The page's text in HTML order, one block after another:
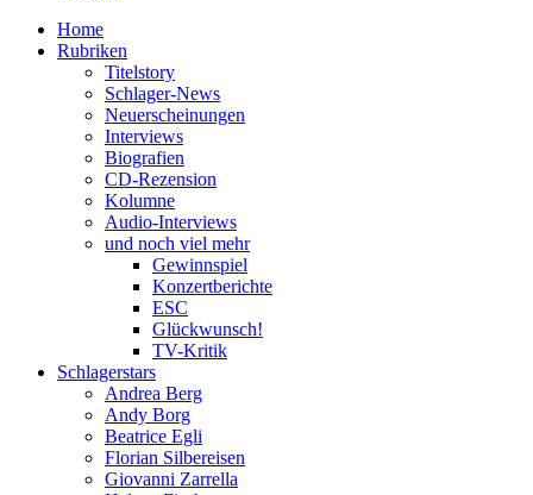
Home
Rubriken
Titelstory
Schlager-News
Neuerscheinungen
Interviews
Biografien
CD-Rezension
Kolumne
Audio-Interviews
und noch viel mehr
Gewinnspiel
Konzertberichte
ESC
Glückwunsch!
TV-Kritik
Schlagerstars
Andrea Berg
Andy Borg
Beatrice Egli
Florian Silbereisen
Giovanni Zarrella